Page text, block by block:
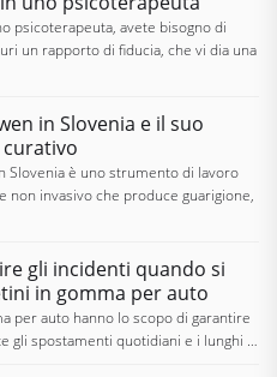
psicoterapeuta, avete bisogno di
un rapporto di fiducia, che vi dia una
in Slovenia e il suo
Slovenia è uno strumento di lavoro
non invasivo che produce guarigione,
gli incidenti quando si
in gomma per auto
per auto hanno lo scopo di garantire
gli spostamenti quotidiani e i lunghi …